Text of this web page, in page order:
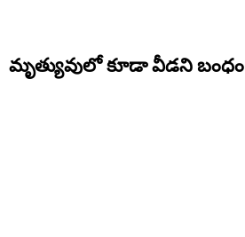
మృత్యువులో కూడా వీడని బంధం